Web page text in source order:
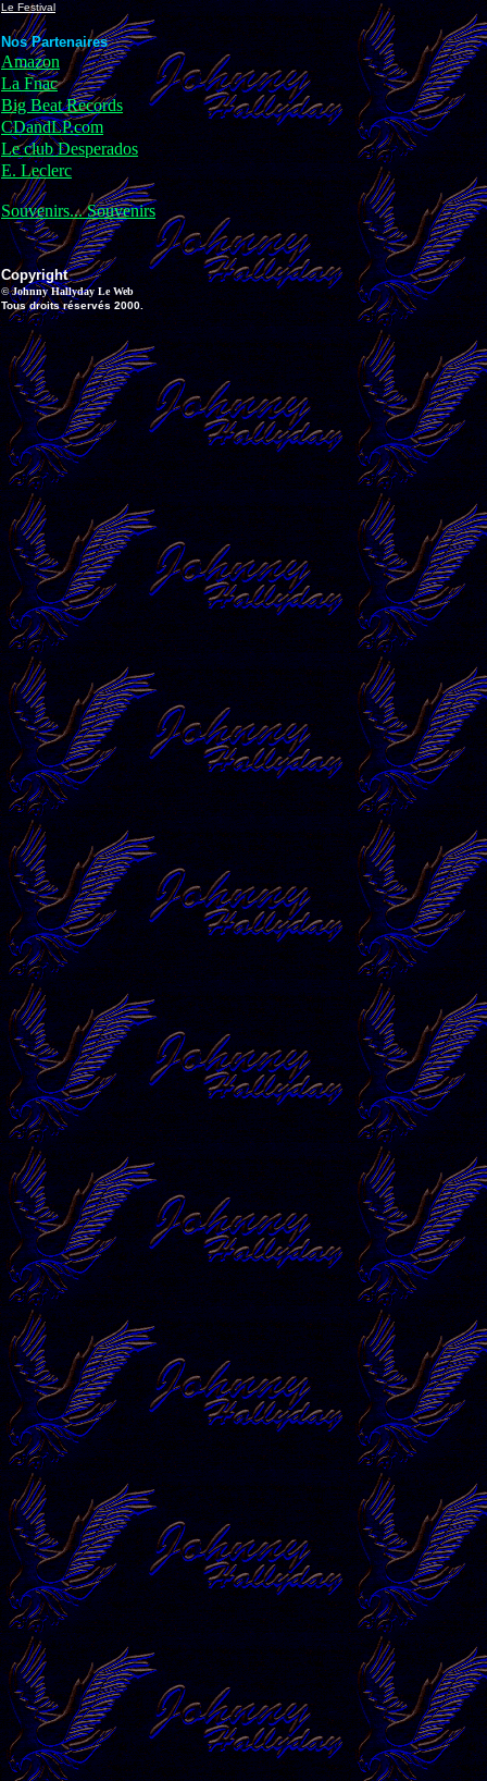
Le Festival
Nos Partenaires
Amazon
La Fnac
Big Beat Records
CDandLP.com
Le club Desperados
E. Leclerc
Souvenirs... Souvenirs
Copyright
© Johnny Hallyday Le Web
Tous droits réservés 2000.